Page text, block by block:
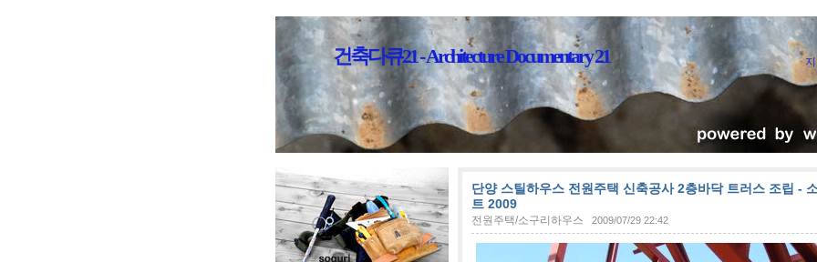
건축다큐21 - Architecture Documentary 21
단양 스틸하우스 전원주택 신축공사 2층바닥 트러스 조립 -
트 2009
전원주택/소구리하우스 2009/07/29 22:42